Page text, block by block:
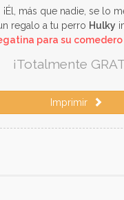
¡Él, más que nadie, se lo
regalo a tu perro Hulky
para su
¡Totalmente
Imprimir